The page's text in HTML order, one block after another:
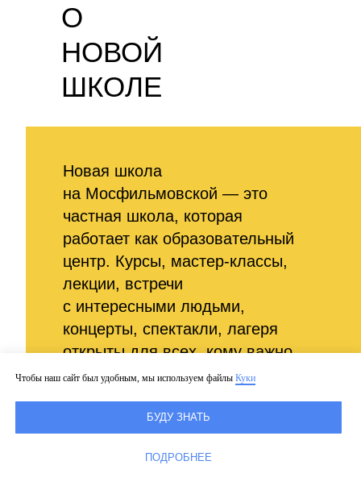
О
НОВОЙ
ШКОЛЕ
Новая школа
на Мосфильмовской — это
частная школа, которая
работает как образовательный
центр. Курсы, мастер-классы,
лекции, встречи
с интересными людьми,
концерты, спектакли, лагеря
открыты для всех, кому важно
развитие, — от дошкольников
преподавателей, авторские
Чтобы наш сайт был удобным, мы используем файлы Куки
БУДУ ЗНАТЬ
ПОДРОБНЕЕ